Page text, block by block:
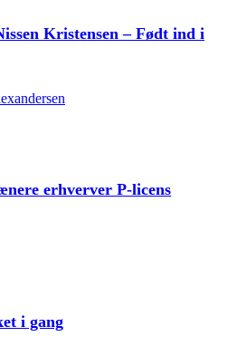
Kristensen – Født ind i
erhverver P-licens
i gang